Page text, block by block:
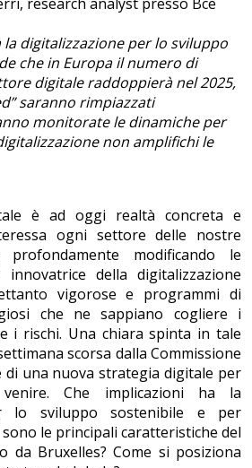
research analyst presso Bce
digitalizzazione per lo sviluppo
che in Europa il numero di
digitale raddoppierà nel 2025,
saranno rimpiazzati
monitorate le dinamiche per
non amplifichi le
è ad oggi realtà concreta e
ogni settore delle nostre
modificando le
della digitalizzazione
vigorose e programmi di
che ne sappiano cogliere i
i rischi. Una chiara spinta in tale
scorsa dalla Commissione
una nuova strategia digitale per
Che implicazioni ha la
lo sviluppo sostenibile e per
sono le principali caratteristiche del
da Bruxelles? Come si posiziona